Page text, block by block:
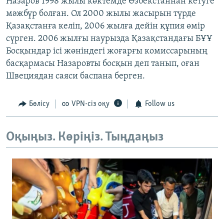
мәжбүр болған. Ол 2000 жылы жасырын түрде
Қазақстанға келіп, 2006 жылға дейін құпия өмір
сүрген. 2006 жылғы наурызда Қазақстандағы БҰҰ
Босқындар ісі жөніндегі жоғарғы комиссарының
басқармасы Назаровты босқын деп танып, оған
Швециядан саяси баспана берген.
Бөлісу VPN-сіз оқу Follow us
Оқыңыз. Көріңіз. Тыңдаңыз